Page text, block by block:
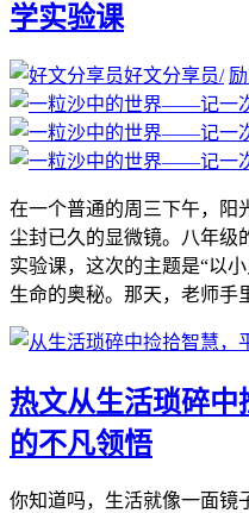
学实验课
好文分享员/
在一个普通的周三下午，阳
尘封已久的显微镜。八年级
实验课，这次的主题是“以
生命的奥秘。那天，老师手
热文从生活琐碎中
的不凡领悟
你知道吗，生活就像一面镜